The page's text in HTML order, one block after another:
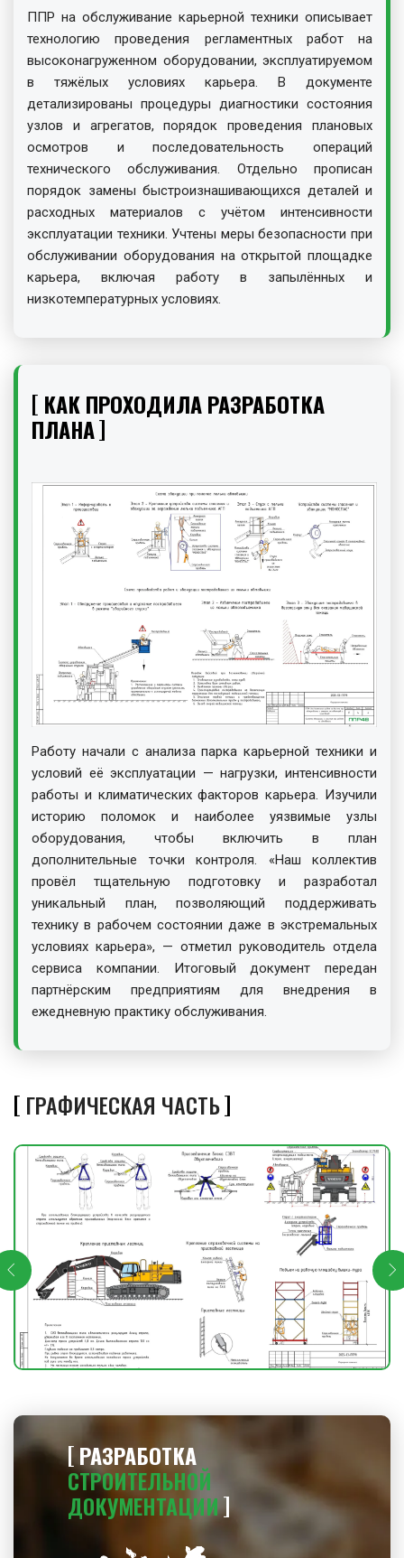
ППР на обслуживание карьерной техники описывает
технологию проведения регламентных работ на
высоконагруженном оборудовании, эксплуатируемом
в тяжёлых условиях карьера. В документе
детализированы процедуры диагностики состояния
узлов и агрегатов, порядок проведения плановых
осмотров и последовательность операций
технического обслуживания. Отдельно прописан
порядок замены быстроизнашивающихся деталей и
расходных материалов с учётом интенсивности
эксплуатации техники. Учтены меры безопасности при
обслуживании оборудования на открытой площадке
карьера, включая работу в запылённых и
низкотемпературных условиях.
КАК ПРОХОДИЛА РАЗРАБОТКА
ПЛАНА
Работу начали с анализа парка карьерной техники и
условий её эксплуатации — нагрузки, интенсивности
работы и климатических факторов карьера. Изучили
историю поломок и наиболее уязвимые узлы
оборудования, чтобы включить в план
дополнительные точки контроля. «Наш коллектив
провёл тщательную подготовку и разработал
уникальный план, позволяющий поддерживать
технику в рабочем состоянии даже в экстремальных
условиях карьера», — отметил руководитель отдела
сервиса компании. Итоговый документ передан
партнёрским предприятиям для внедрения в
ежедневную практику обслуживания.
ГРАФИЧЕСКАЯ ЧАСТЬ
РАЗРАБОТКА
СТРОИТЕЛЬНОЙ
ДОКУМЕНТАЦИИ